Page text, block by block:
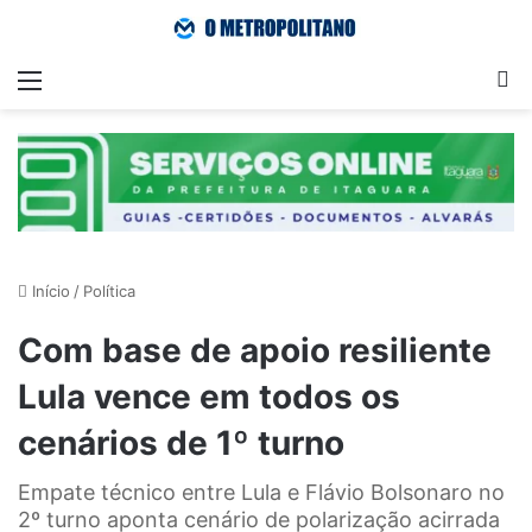
Menu
Início / Política
Com base de apoio resiliente
Lula vence em todos os
cenários de 1º turno
Empate técnico entre Lula e Flávio Bolsonaro no
2º turno aponta cenário de polarização acirrada